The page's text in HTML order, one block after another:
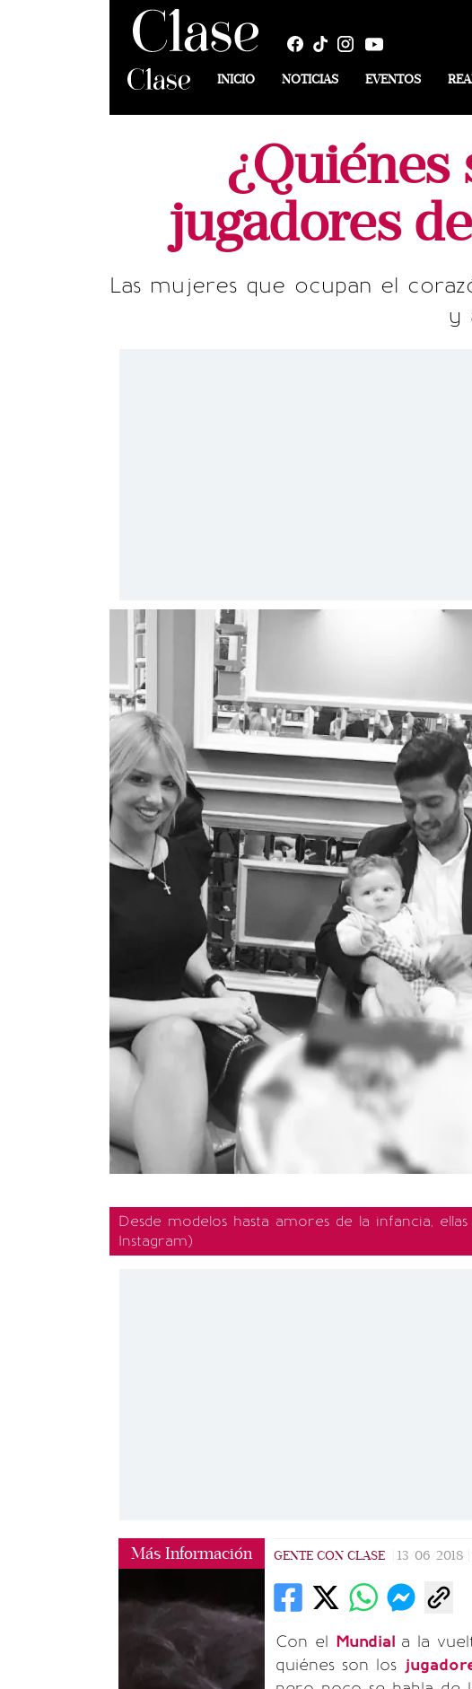
INICIO NOTICIAS EVENTOS
¿Quiénes
jugadores
Las mujeres que ocupan el
y
Desde modelos hasta amores de la infancia,
Instagram)
Más Información GENTE CON CLASE 13/06/2018
Con el Mundial a la
quiénes son los